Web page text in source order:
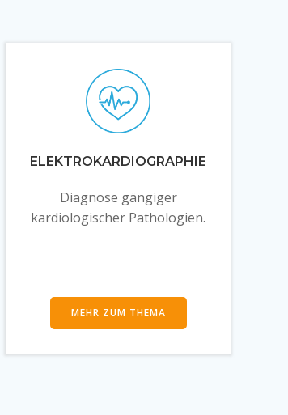
ELEKTROKARDIOGRAPHIE
Diagnose gängiger
kardiologischer Pathologien.
MEHR ZUM THEMA